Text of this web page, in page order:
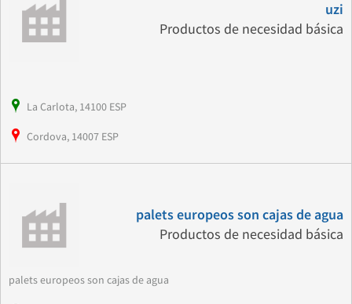
uzi
Productos de necesidad básica
La Carlota, 14100 ESP
Cordova, 14007 ESP
palets europeos son cajas de agua
Productos de necesidad básica
palets europeos son cajas de agua